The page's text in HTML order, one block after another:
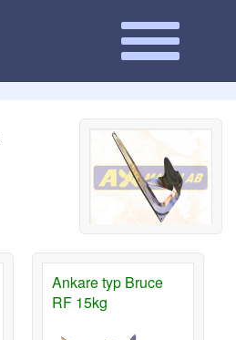
Ankare typ Bruce
RF 15kg